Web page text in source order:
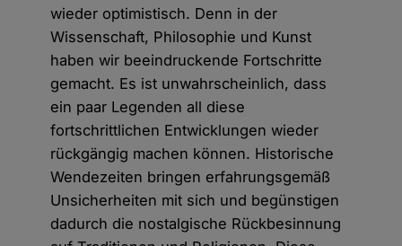
wieder optimistisch. Denn in der
Wissenschaft, Philosophie und Kunst
haben wir beeindruckende Fortschritte
gemacht. Es ist unwahrscheinlich, dass
ein paar Legenden all diese
fortschrittlichen Entwicklungen wieder
rückgängig machen können. Historische
Wendezeiten bringen erfahrungsgemäß
Unsicherheiten mit sich und begünstigen
dadurch die nostalgische Rückbesinnung